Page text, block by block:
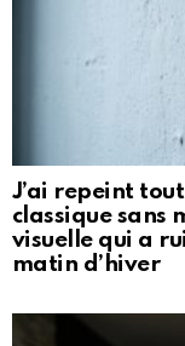
J’ai repeint
classique sans
visuelle qui a
matin d’hiver